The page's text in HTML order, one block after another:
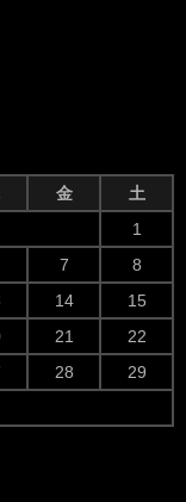
金
土
1
7
8
14
15
21
22
28
29